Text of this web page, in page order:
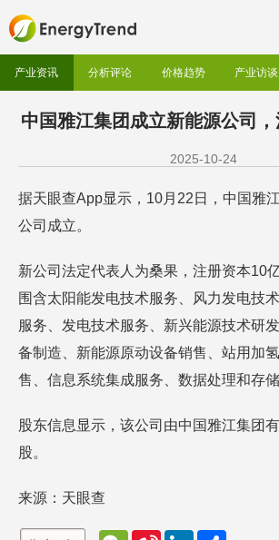
产业资讯 分析评论 价格趋势 产业访谈
中国雅江集团成立新能源公司
2025-10-24
据天眼查App显示，10月22日，中国雅
公司成立。
新公司法定代表人为桑果，注册资本10
围含太阳能发电技术服务、风力发电技
服务、发电技术服务、新兴能源技术研
备制造、新能源原动设备销售、站用加
售、信息系统集成服务、数据处理和存储
股东信息显示，该公司由中国雅江集团
股。
来源：天眼查